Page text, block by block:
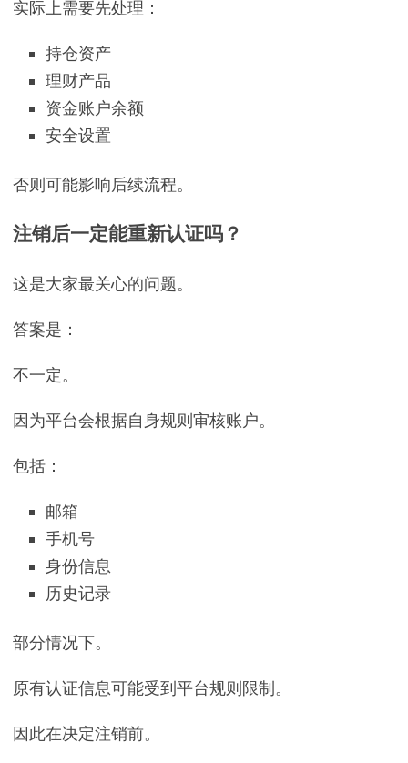
实际上需要先处理：
持仓资产
理财产品
资金账户余额
安全设置
否则可能影响后续流程。
注销后一定能重新认证吗？
这是大家最关心的问题。
答案是：
不一定。
因为平台会根据自身规则审核账户。
包括：
邮箱
手机号
身份信息
历史记录
部分情况下。
原有认证信息可能受到平台规则限制。
因此在决定注销前。